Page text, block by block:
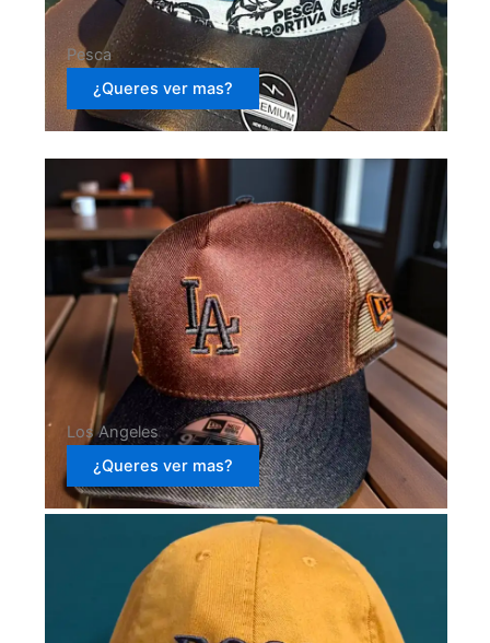
Pesca
¿Queres ver mas?
Los Angeles
¿Queres ver mas?